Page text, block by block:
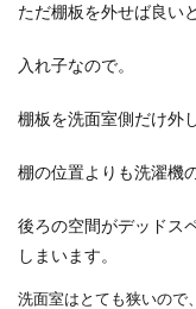
ただ棚板を外せば良い
入れ子なので。
棚板を洗面室側だけ外
棚の位置よりも洗濯機
後ろの空間がデッドス
しまいます。
洗面室はとても狭いので